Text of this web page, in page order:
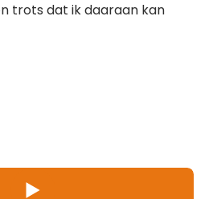
trots dat ik daaraan kan